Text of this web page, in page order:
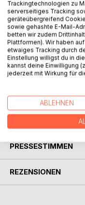
Die "Gedichte zur
entstanden und
persönlicher Freiheit
Bürgerrechten. Aus
Emotionalität
gesellschaftlichen
des Ostblocks und
PRESSESTIMMEN
REZENSIONEN
Trackingtechnologien zu
serverseitiges Tracking
geräteübergreifend
sowie gehashte E-Mail-
betten wir zudem
Plattformen). Wir haben
etwaiges Tracking durch
Einstellung willigst du in
kannst deine Einwilligung
jederzeit mit Wirkung für
ABLEHNEN